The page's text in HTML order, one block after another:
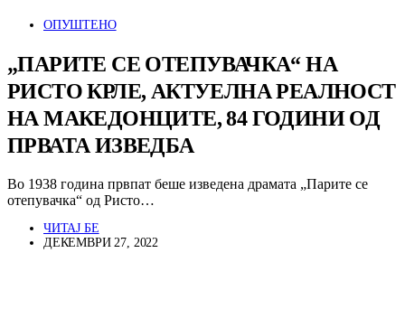
ОПУШТЕНО
„ПАРИТЕ СЕ ОТЕПУВАЧКА“ НА
РИСТО КРЛЕ, АКТУЕЛНА РЕАЛНОСТ
НА МАКЕДОНЦИТЕ, 84 ГОДИНИ ОД
ПРВАТА ИЗВЕДБА
Во 1938 година првпат беше изведена драмата „Парите се
отепувачка“ од Ристо…
ЧИТАЈ БЕ
ДЕКЕМВРИ 27, 2022